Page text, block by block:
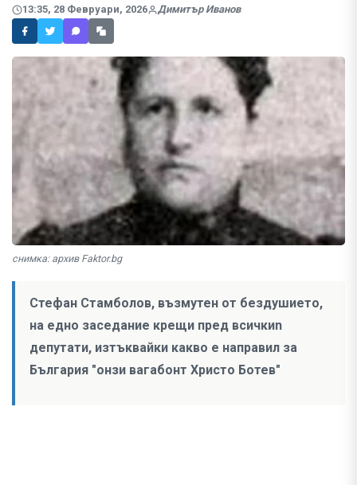
13:35, 28 Февруари, 2026 Димитър Иванов
снимка: архив Faktor.bg
Стефан Стамболов, възмутен от бездушието,
на едно заседание крещи пред всичкиn
депутати, изтъквайки какво е направил за
България "онзи вагабонт Христо Ботев"